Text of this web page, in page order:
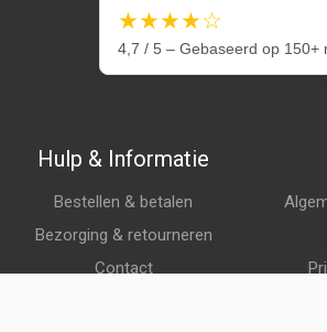
★★★★☆
4,7 / 5 – Gebaseerd op 150+
Hulp & Informatie
Bestellen & betalen
Bezorging & retourneren
Contact